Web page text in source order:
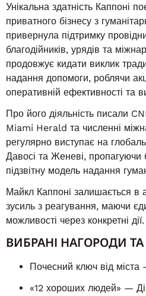
Унікальна здатність Каппоні
приватного бізнесу з
привернула підтримку
благодійників, урядів та
продовжує кидати виклик
надання допомоги, роблячи
оперативній ефективності та
Про його діяльність писали
Miami Herald та численні
регулярно виступає на
Давосі та Женеві, пропагуючи
підзвітну модель надання
Майкл Каппоні залишається в
зусиль з реагування, маючи
можливості через конкретні дії.
ВИБРАНІ НАГОРОДИ
Почесний ключ від
«12 хороших людей» —